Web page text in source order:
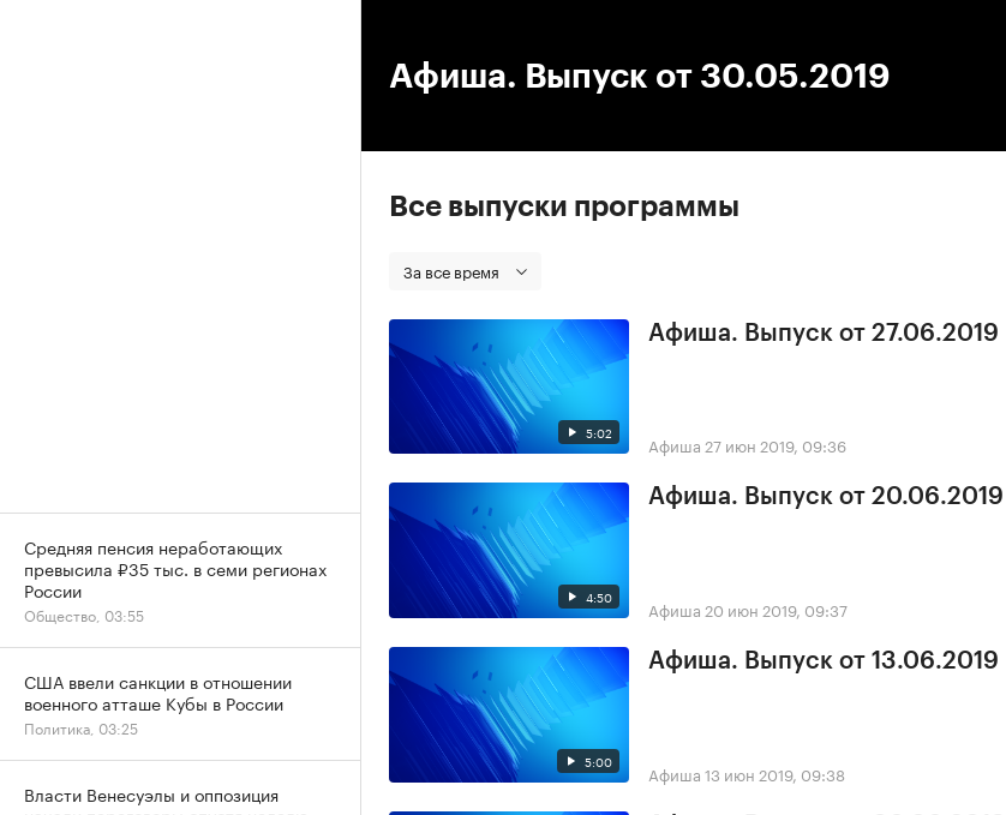
Афиша. Выпуск от 30.05.2019
Все выпуски программы
За все время
5:02
Афиша. Выпуск от 27.06.2019
Афиша 27 июн 2019, 09:36
4:50
Афиша. Выпуск от 20.06.2019
Афиша 20 июн 2019, 09:37
5:00
Афиша. Выпуск от 13.06.2019
Афиша 13 июн 2019, 09:38
Средняя пенсия неработающих
превысила ₽35 тыс. в семи регионах
России
Общество, 03:55
США ввели санкции в отношении
военного атташе Кубы в России
Политика, 03:25
Власти Венесуэлы и оппозиция